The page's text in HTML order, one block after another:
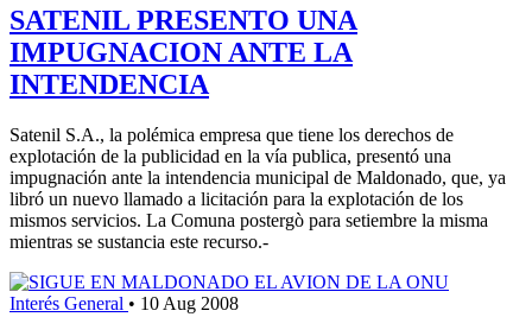
SATENIL PRESENTO UNA
IMPUGNACION ANTE LA
INTENDENCIA
Satenil S.A., la polémica empresa que tiene los derechos de
explotación de la publicidad en la vía publica, presentó una
impugnación ante la intendencia municipal de Maldonado, que, ya
libró un nuevo llamado a licitación para la explotación de los
mismos servicios. La Comuna postergò para setiembre la misma
mientras se sustancia este recurso.-
Interés General • 10 Aug 2008